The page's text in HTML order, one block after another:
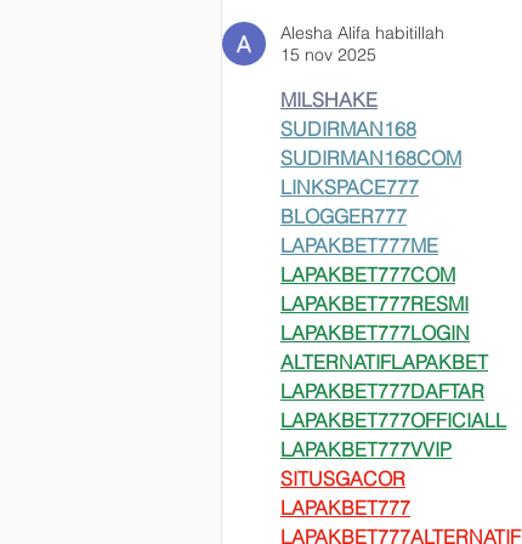
la semana Liceista.
Alesha Alifa habitillah
15 nov 2025
MILSHAKE
SUDIRMAN168
SUDIRMAN168COM
LINKSPACE777
BLOGGER777
LAPAKBET777ME
LAPAKBET777COM
LAPAKBET777RESMI
LAPAKBET777LOGIN
ALTERNATIFLAPAKBET
LAPAKBET777DAFTAR
LAPAKBET777OFFICIALL
LAPAKBET777VVIP
SITUSGACOR
LAPAKBET777
LAPAKBET777ALTERNATIF